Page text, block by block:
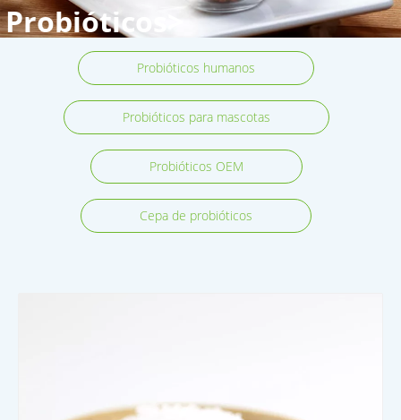
Probióticos>
Probióticos humanos
Probióticos para mascotas
Probióticos OEM
Cepa de probióticos